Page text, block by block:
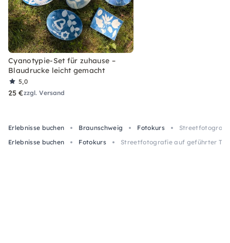
Cyanotypie-Set für zuhause –
Blaudrucke leicht gemacht
5,0
25 €zzgl. Versand
Erlebnisse buchen Braunschweig Fotokurs
Erlebnisse buchen
Fotokurs Streetfotografie auf geführter